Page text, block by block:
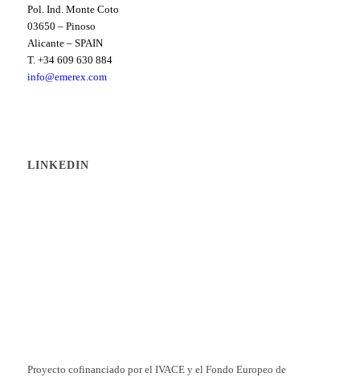
Pol. Ind. Monte Coto
03650 – Pinoso
Alicante – SPAIN
T. +34 609 630 884
info@emerex.com
LINKEDIN
Proyecto cofinanciado por el IVACE y el Fondo Europeo de